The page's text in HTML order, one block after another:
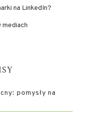
na LinkedIn?
mediach
pomysły na